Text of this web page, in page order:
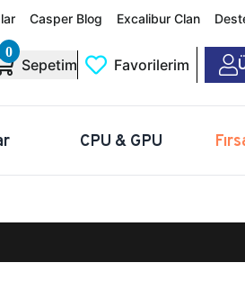
Casper Blog Excalibur Clan
0
Sepetim Favorilerim
CPU & GPU